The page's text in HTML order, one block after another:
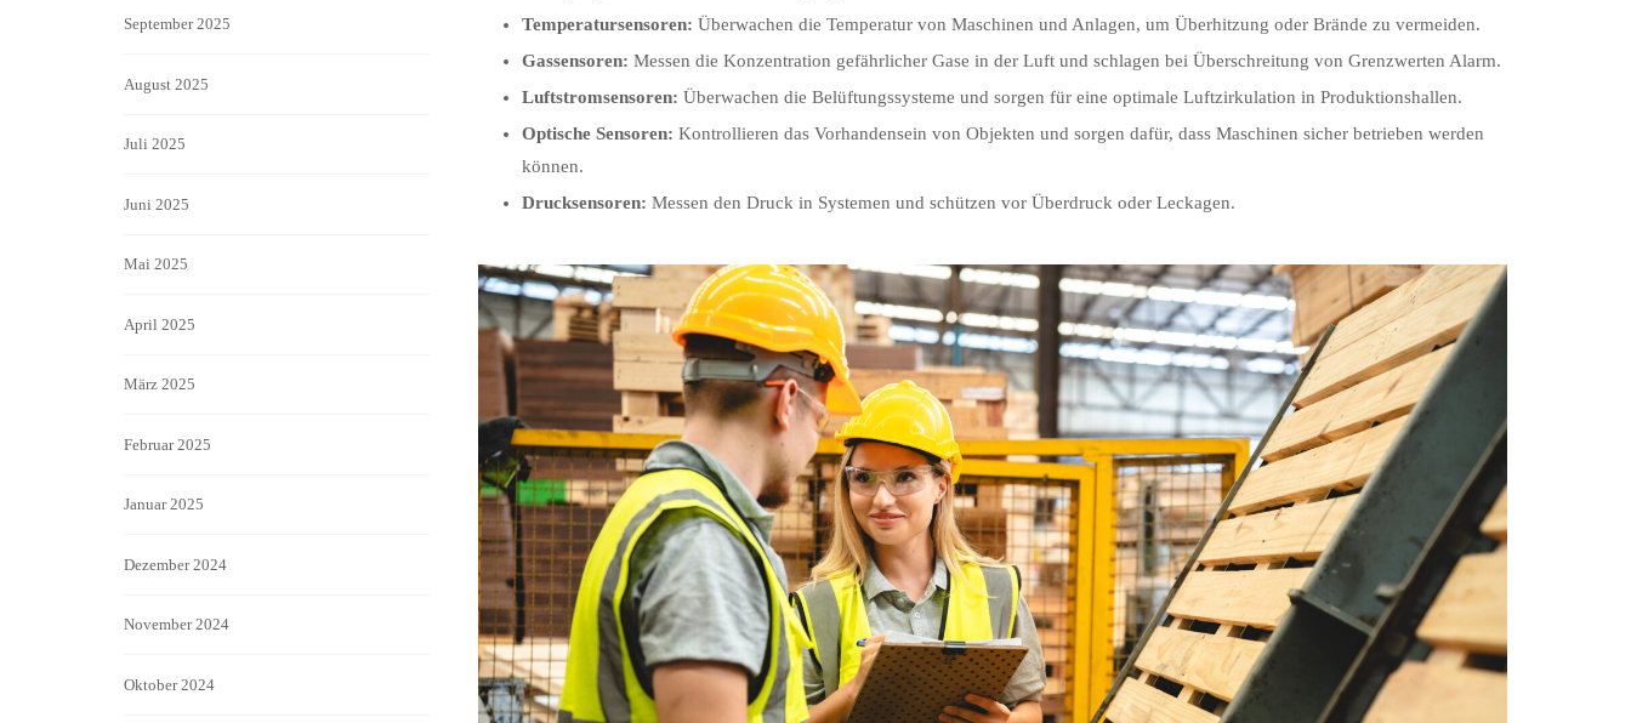
Temperatursensoren: Überwachen die Temperatur von Maschinen und Anlagen, um Überhitzung oder Brände zu vermeiden.
Gassensoren: Messen die Konzentration gefährlicher Gase in der Luft und schlagen bei Überschreitung von Grenzwerten Alarm.
Luftstromsensoren: Überwachen die Belüftungssysteme und sorgen für eine optimale Luftzirkulation in Produktionshallen.
Optische Sensoren: Kontrollieren das Vorhandensein von Objekten und sorgen dafür, dass Maschinen sicher betrieben werden
können.
Drucksensoren: Messen den Druck in Systemen und schützen vor Überdruck oder Leckagen.
September 2025
August 2025
Juli 2025
Juni 2025
Mai 2025
April 2025
März 2025
Februar 2025
Januar 2025
Dezember 2024
November 2024
Oktober 2024